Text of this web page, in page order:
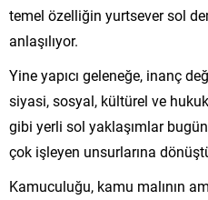
temel özelliğin yurtsever sol
anlaşılıyor.
Yine yapıcı geleneğe, inanç
siyasi, sosyal, kültürel ve
gibi yerli sol yaklaşımlar
çok işleyen unsurlarına
Kamuculuğu, kamu malının